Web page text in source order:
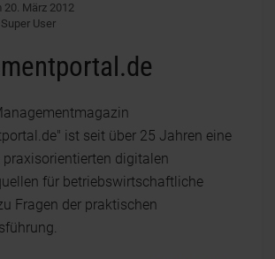
März 2012
User
ist seit über 25 Jahren eine
praxisorientierten digitalen
für betriebswirtschaftliche
Fragen der praktischen